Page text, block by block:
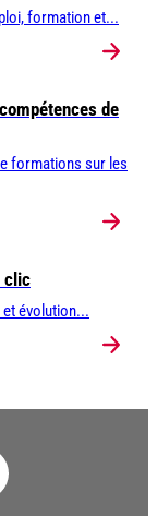
formation et...
de
formations sur les
clic
évolution...